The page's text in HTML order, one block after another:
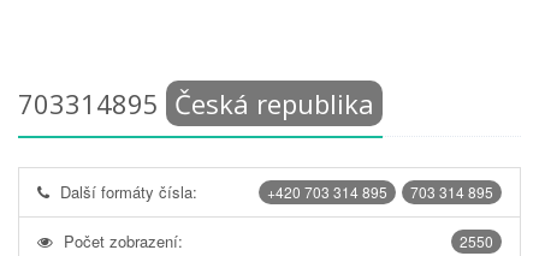
703314895 Česká republika
703 314 895
+420 703 314 895
Další formáty čísla:
2550
Počet zobrazení: